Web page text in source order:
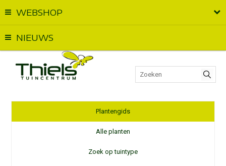
WEBSHOP
NIEUWS
Plantengids
Alle planten
Zoek op tuintype